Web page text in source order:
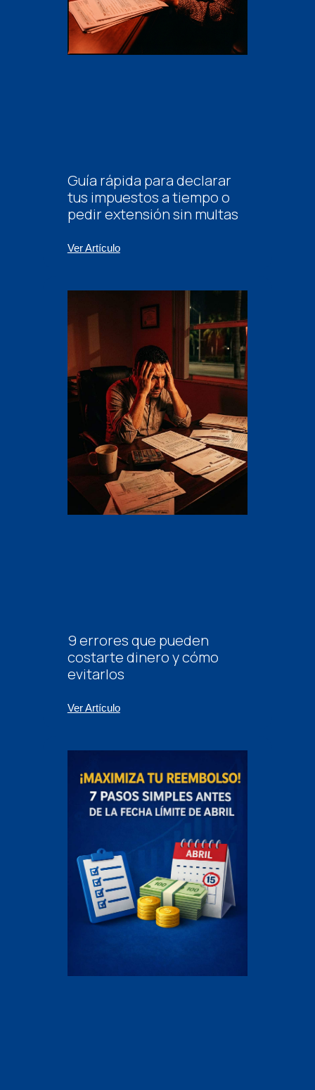
Guía rápida para declarar
tus impuestos a tiempo o
pedir extensión sin multas
Ver Artículo
9 errores que pueden
costarte dinero y cómo
evitarlos
Ver Artículo